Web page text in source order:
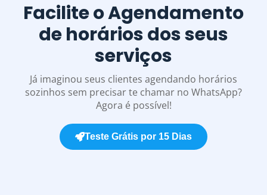
Facilite o Agendamento
de horários dos seus
serviços
Já imaginou seus clientes agendando horários
sozinhos sem precisar te chamar no WhatsApp?
Agora é possível!
Teste Grátis por 15 Dias